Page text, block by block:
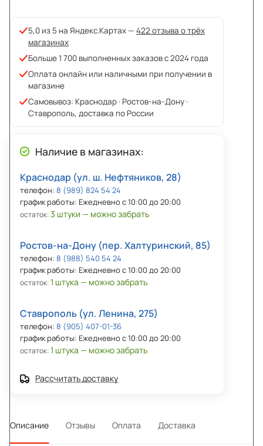
5,0 из 5 на Яндекс.Картах — 422 отзыва о трёх
магазинах
Больше 1 700 выполненных заказов с 2024 года
Оплата онлайн или наличными при получении в
магазине
Самовывоз: Краснодар · Ростов-на-Дону ·
Ставрополь, доставка по России
Наличие в магазинах:
Краснодар (ул. ш. Нефтяников, 28)
телефон: 8 (989) 824 54 24
график работы: Ежедневно с 10:00 до 20:00
остаток:3 штуки — можно забрать
Ростов-на-Дону (пер. Халтуринский, 85)
телефон: 8 (988) 540 54 24
график работы: Ежедневно с 10:00 до 20:00
остаток:1 штука — можно забрать
Ставрополь (ул. Ленина, 275)
телефон: 8 (905) 407-01-36
график работы: Ежедневно с 10:00 до 20:00
остаток:1 штука — можно забрать
Рассчитать доставку
Описание Отзывы Оплата Доставка